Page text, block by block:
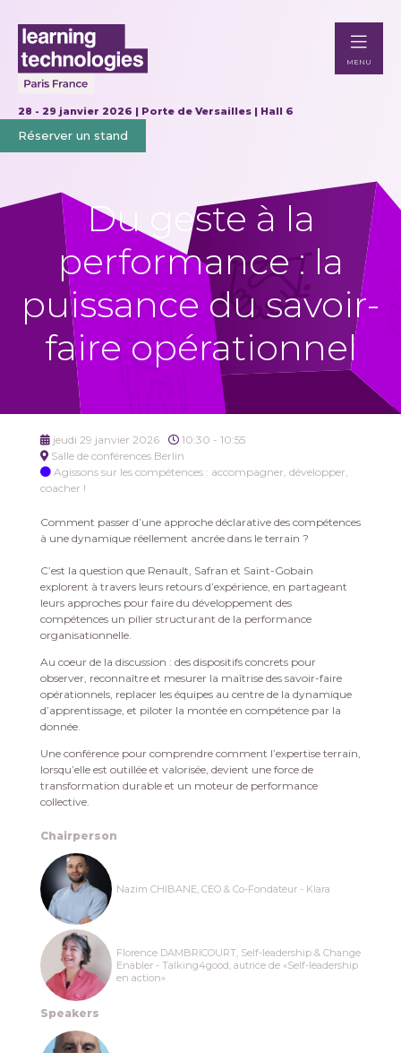
28 - 29 janvier 2026 | Porte de Versailles | Hall 6
Réserver un stand
MENU
Du geste à la
performance : la
puissance du savoir-
faire opérationnel
jeudi 29 janvier 2026
10:30 - 10:55
Salle de conférences Berlin
Agissons sur les compétences : accompagner, développer,
coacher !
Comment passer d’une approche déclarative des compétences
à une dynamique réellement ancrée dans le terrain ?
C’est la question que Renault, Safran et Saint-Gobain
explorent à travers leurs retours d’expérience, en partageant
leurs approches pour faire du développement des
compétences un pilier structurant de la performance
organisationnelle.
Au coeur de la discussion : des dispositifs concrets pour
observer, reconnaître et mesurer la maîtrise des savoir-faire
opérationnels, replacer les équipes au centre de la dynamique
d’apprentissage, et piloter la montée en compétence par la
donnée.
Une conférence pour comprendre comment l’expertise terrain,
lorsqu’elle est outillée et valorisée, devient une force de
transformation durable et un moteur de performance
collective.
Chairperson
Nazim CHIBANE, CEO & Co-Fondateur - Klara
Florence DAMBRICOURT, Self-leadership & Change
Enabler - Talking4good, autrice de «Self-leadership
en action»
Speakers